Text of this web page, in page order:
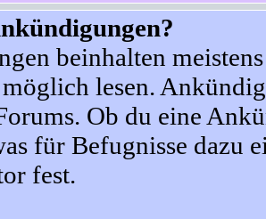
beinhalten
lesen.
Ob du eine
für Befugnisse dazu
fest.